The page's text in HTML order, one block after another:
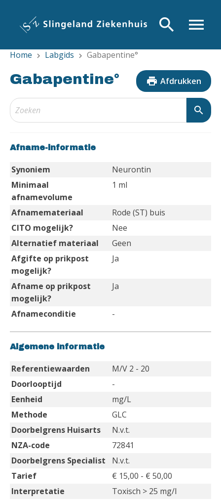
inhoud
menu
search
Home chevron_right Labgids chevron_right Gabapentine°
Gabapentine° print Afdrukken
search
Afname-informatie
Synoniem
Neurontin
Minimaal
afnamevolume
1 ml
Afnamemateriaal
Rode (ST) buis
CITO mogelijk?
Nee
Alternatief materiaal
Geen
Afgifte op prikpost
mogelijk?
Ja
Afname op prikpost
mogelijk?
Ja
Afnameconditie -
Algemene informatie
Referentiewaarden
M/V 2 - 20
Doorlooptijd
-
Eenheid
mg/L
Methode
GLC
Doorbelgrens Huisarts
N.v.t.
NZA-code
72841
Doorbelgrens Specialist
N.v.t.
Tarief
€ 15,00 - € 50,00
Interpretatie
Toxisch > 25 mg/l